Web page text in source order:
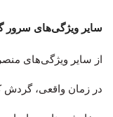
سایر ویژگی‌های سرور
از سایر ویژگی‌های
در زمان واقعی، گردش